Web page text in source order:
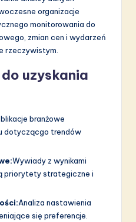
organizacje
monitorowania do
zmian cen i wydarzeń
rzeczywistym.
uzyskania
branżowe
dotyczącgo trendów
Wywiady z wynikami
priorytety strategiczne i
Analiza nastawienia
się preferencje.